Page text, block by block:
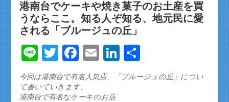
港南台でケーキや焼き菓子のお土産を買
うならここ。知る人ぞ知る、地元民に愛
される「ブルージュの丘」
LineTwitterFacebook
EmailLinkedIn
有
今回は港南台で有名人気店、「ブルージュの丘」につい
て書いていきます。
港南台で有名なケーキのお店